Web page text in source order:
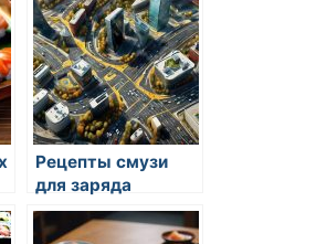
Рецепты смузи
для заряда
энергии на весь
день